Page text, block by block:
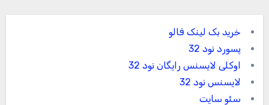
خرید بک لینک فالو
پسورد نود 32
اوکلی لایسنس رایگان نود 32
لایسنس نود 32
سئو سایت